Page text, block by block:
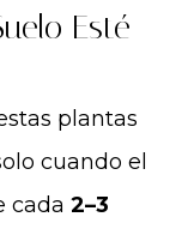
Esté
plantas
cuando el
cada 2–3